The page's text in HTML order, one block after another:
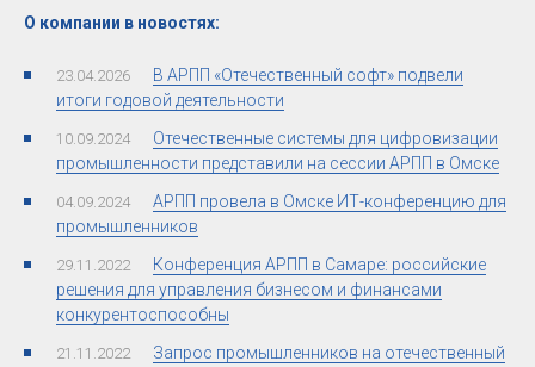
О компании в новостях:
23.04.2026
В АРПП «Отечественный софт» подвели
итоги годовой деятельности
10.09.2024
Отечественные системы для цифровизации
промышленности представили на сессии АРПП в Омске
04.09.2024
АРПП провела в Омске ИТ-конференцию для
промышленников
29.11.2022
Конференция АРПП в Самаре: российские
решения для управления бизнесом и финансами
конкурентоспособны
21.11.2022
Запрос промышленников на отечественный